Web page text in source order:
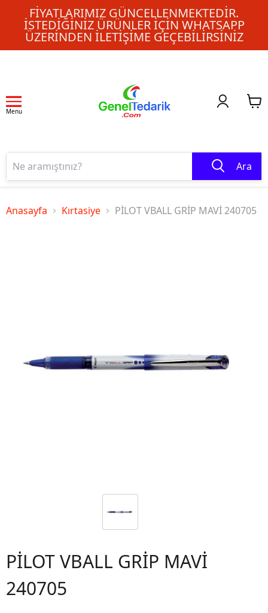
FIYATLARIMIZ GÜNCELLENMEKTEDIR.
İSTEDIĞINIZ ÜRÜNLER IÇIN WHATSAPP
ÜZERINDEN ILETIŞIME GEÇEBILIRSINIZ
Menu
Ara
Anasayfa Kırtasiye PİLOT VBALL GRİP MAVİ 240705
PİLOT VBALL GRİP MAVİ
240705